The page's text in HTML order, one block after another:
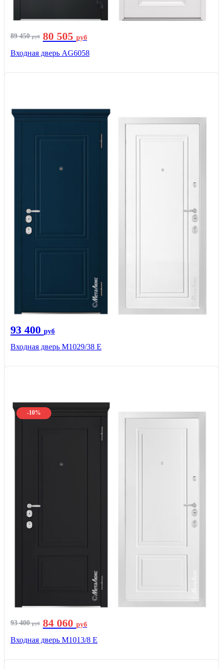
89 450руб 80 505 руб
Входная дверь AG6058
93 400 руб
Входная дверь М1029/38 E
-10%
93 400руб 84 060 руб
Входная дверь М1013/8 E